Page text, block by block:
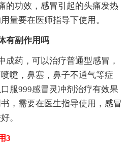
的功效，感冒引起的头痛发热
量要在医师指导下使用。
有副作用吗
成药，可以治疗普通型感冒，
嚏，鼻塞，鼻子不通气等症
服999感冒灵冲剂治疗有效果
，需要在医生指导使用，感冒
。
3